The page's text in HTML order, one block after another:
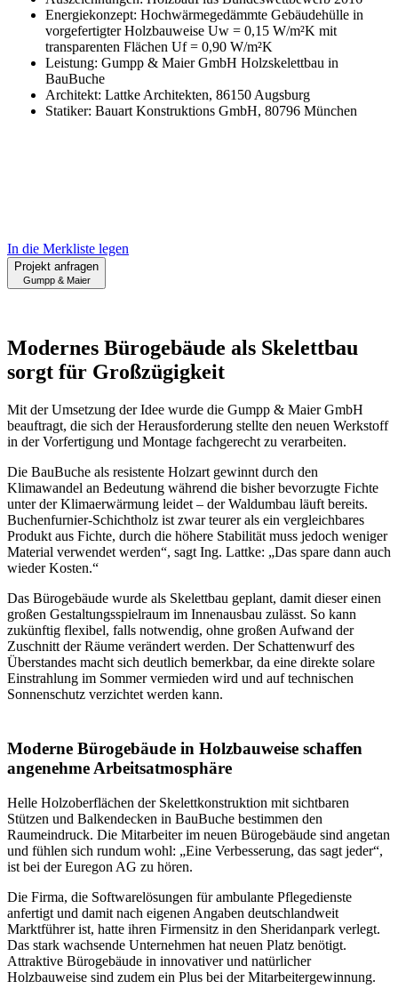
Energiekonzept: Hochwärmegedämmte Gebäudehülle in
vorgefertigter Holzbauweise Uw = 0,15 W/m²K mit
transparenten Flächen Uf = 0,90 W/m²K
Leistung: Gumpp & Maier GmbH Holzskelettbau in
BauBuche
Architekt: Lattke Architekten, 86150 Augsburg
Statiker: Bauart Konstruktions GmbH, 80796 München
In die Merkliste legen
Projekt anfragen
Gumpp & Maier
Modernes Bürogebäude als Skelettbau
sorgt für Großzügigkeit
Mit der Umsetzung der Idee wurde die Gumpp & Maier GmbH
beauftragt, die sich der Herausforderung stellte den neuen Werkstoff
in der Vorfertigung und Montage fachgerecht zu verarbeiten.
Die BauBuche als resistente Holzart gewinnt durch den
Klimawandel an Bedeutung während die bisher bevorzugte Fichte
unter der Klimaerwärmung leidet – der Waldumbau läuft bereits.
Buchenfurnier-Schichtholz ist zwar teurer als ein vergleichbares
Produkt aus Fichte, durch die höhere Stabilität muss jedoch weniger
Material verwendet werden“, sagt Ing. Lattke: „Das spare dann auch
wieder Kosten.“
Das Bürogebäude wurde als Skelettbau geplant, damit dieser einen
großen Gestaltungsspielraum im Innenausbau zulässt. So kann
zukünftig flexibel, falls notwendig, ohne großen Aufwand der
Zuschnitt der Räume verändert werden. Der Schattenwurf des
Überstandes macht sich deutlich bemerkbar, da eine direkte solare
Einstrahlung im Sommer vermieden wird und auf technischen
Sonnenschutz verzichtet werden kann.
Moderne Bürogebäude in Holzbauweise schaffen
angenehme Arbeitsatmosphäre
Helle Holzoberflächen der Skelettkonstruktion mit sichtbaren
Stützen und Balkendecken in BauBuche bestimmen den
Raumeindruck. Die Mitarbeiter im neuen Bürogebäude sind angetan
und fühlen sich rundum wohl: „Eine Verbesserung, das sagt jeder“,
ist bei der Euregon AG zu hören.
Die Firma, die Softwarelösungen für ambulante Pflegedienste
anfertigt und damit nach eigenen Angaben deutschlandweit
Marktführer ist, hatte ihren Firmensitz in den Sheridanpark verlegt.
Das stark wachsende Unternehmen hat neuen Platz benötigt.
Attraktive Bürogebäude in innovativer und natürlicher
Holzbauweise sind zudem ein Plus bei der Mitarbeitergewinnung.